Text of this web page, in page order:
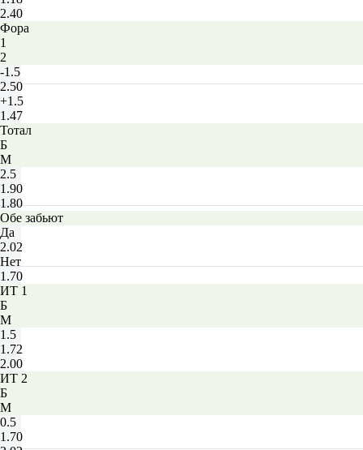
2.40
Фора
1
2
-1.5
2.50
+1.5
1.47
Тотал
Б
М
2.5
1.90
1.80
Обе забьют
Да
2.02
Нет
1.70
ИТ 1
Б
М
1.5
1.72
2.00
ИТ 2
Б
М
0.5
1.70